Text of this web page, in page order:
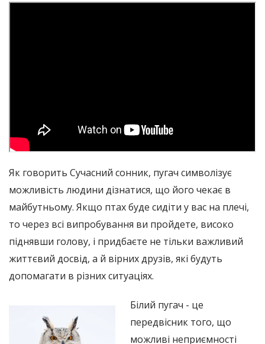
Як говорить Сучасний сонник, пугач символізує
можливість людини дізнатися, що його чекає в
майбутньому. Якщо птах буде сидіти у вас на плечі,
то через всі випробування ви пройдете, високо
піднявши голову, і придбаєте не тільки важливий
життєвий досвід, а й вірних друзів, які будуть
допомагати в різних ситуаціях.
Білий пугач - це
передвісник того, що
можливі неприємності